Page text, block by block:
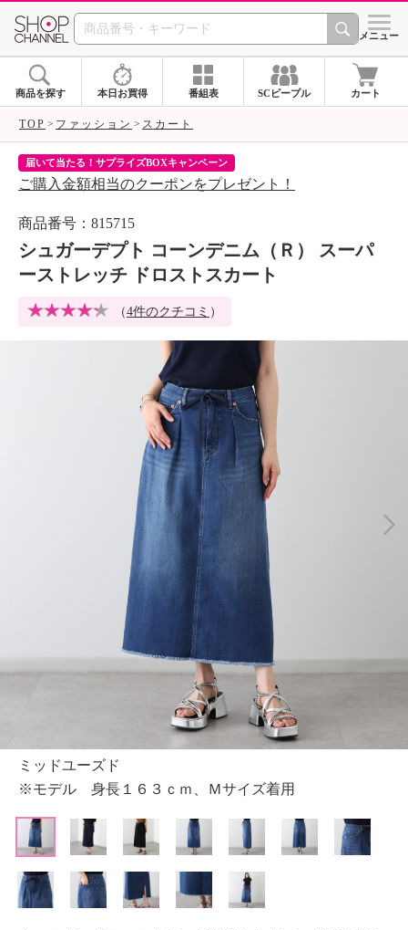
SHOP CHANNEL シメニュー
商品を探す 本日お買得 番組表 SCピープル カート
TOP ファッション スカート
届いて当たる！サプライズBOXキャンペーン
ご購入金額相当のクーポンをプレゼント！
商品番号：815715
シュガーデプト コーンデニム（Ｒ） スーパ
ーストレッチ ドロストスカート
（4件のクチコミ ）
ミッドユーズド
※モデル 身長１６３ｃｍ、Ｍサイズ着用